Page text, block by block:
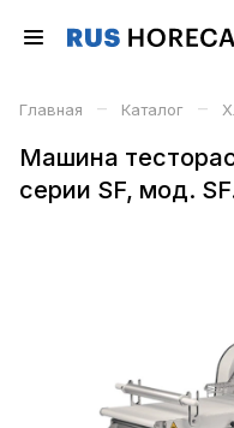
Главная – Каталог –
Машина
серии SF, мод.